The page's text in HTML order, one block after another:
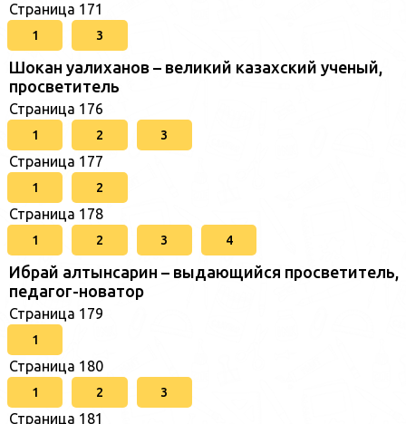
Страница 171
1 3
Шокан уалиханов – великий казахский ученый,
просветитель
Страница 176
1 2 3
Страница 177
1 2
Страница 178
1 2 3 4
Ибрай алтынсарин – выдающийся просветитель,
педагог-новатор
Страница 179
1
Страница 180
1 2 3
Страница 181